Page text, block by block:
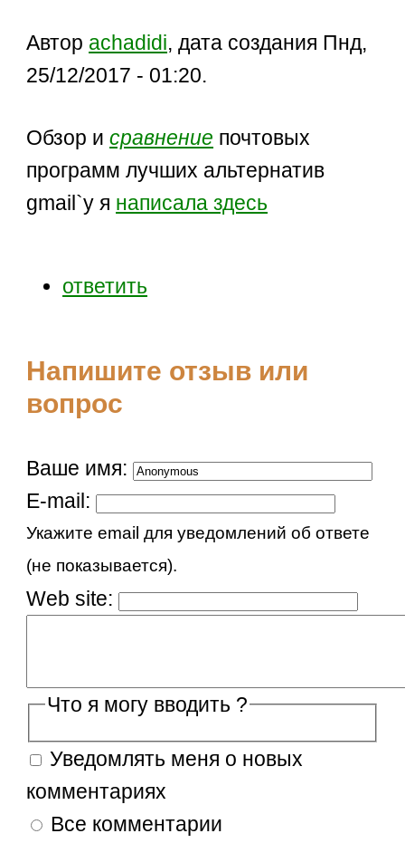
Автор achadidi, дата создания Пнд,
25/12/2017 - 01:20.
Обзор исравнение почтовых
программ лучших альтернатив
gmail`у я написала здесь
ответить
Напишите отзыв или
вопрос
Ваше имя:
E-mail:
Укажите email для уведомлений об ответе
(не показывается).
Web site:
Что я могу вводить ?
Уведомлять меня о новых
комментариях
Все комментарии